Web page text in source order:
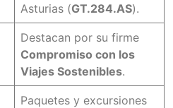
Asturias (GT.284.AS).
Destacan por su firme
Compromiso con los
Viajes Sostenibles.
Paquetes y excursiones